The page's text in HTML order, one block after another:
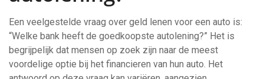
Een veelgestelde vraag over geld lenen voor een auto is:
“Welke bank heeft de goedkoopste autolening?” Het is
begrijpelijk dat mensen op zoek zijn naar de meest
voordelige optie bij het financieren van hun auto. Het